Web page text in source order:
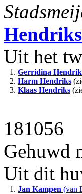
Uit het
1. Gerridina
2. Harm Hendriks
3. Klaas Hendriks
181056
Gehuwd
Uit dit
1. Jan Kampen (van